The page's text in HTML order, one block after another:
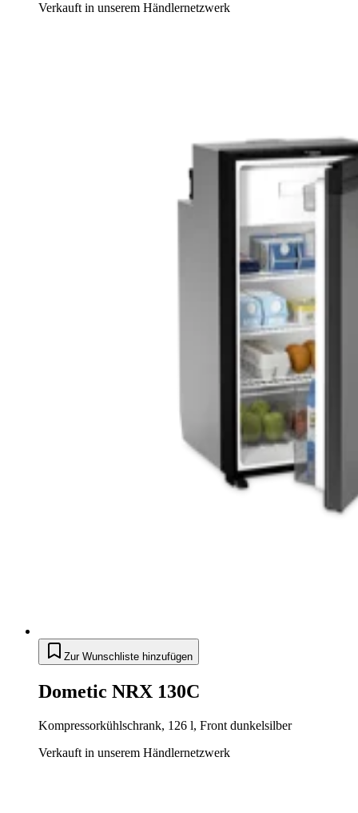
Verkauft in unserem Händlernetzwerk
Zur Wunschliste hinzufügen
Dometic NRX 130C
Kompressorkühlschrank, 126 l, Front dunkelsilber
Verkauft in unserem Händlernetzwerk